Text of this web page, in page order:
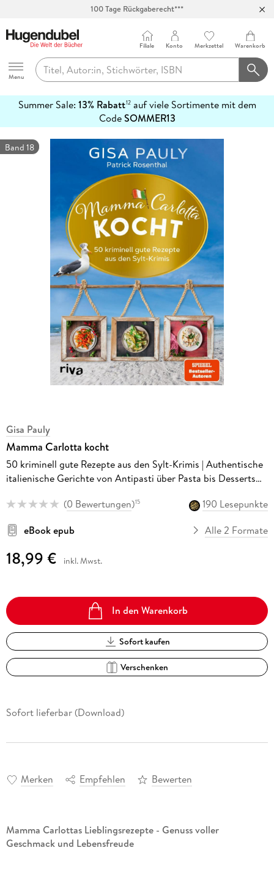
100 Tage Rückgaberecht***
Hugendubel
Menu
Filiale Konto Merkzettel Warenkorb
Summer Sale: 13% Rabatt12auf viele Sortimente mit dem
CodeSOMMER13
erfahren
Band 18
Gisa Pauly
Mamma Carlotta kocht
50 kriminell gute Rezepte aus den Sylt-Krimis | Authentische
italienische Gerichte von Antipasti über Pasta bis Desserts
(0 Bewertungen)15
190 Lesepunkte
eBook epub
Alle 2 Formate
18,99 € inkl. Mwst.
In den Warenkorb
Sofort kaufen
Verschenken
Sofort lieferbar (Download)
Merken Empfehlen Bewerten
Mamma Carlottas Lieblingsrezepte - Genuss voller
Geschmack und Lebensfreude